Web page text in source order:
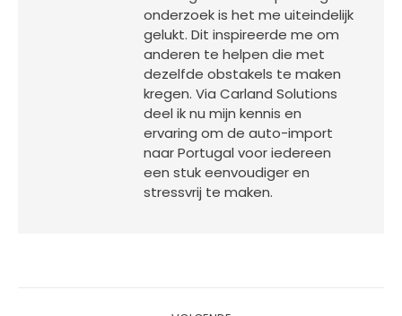
onderzoek is het me uiteindelijk
gelukt. Dit inspireerde me om
anderen te helpen die met
dezelfde obstakels te maken
kregen. Via Carland Solutions
deel ik nu mijn kennis en
ervaring om de auto-import
naar Portugal voor iedereen
een stuk eenvoudiger en
stressvrij te maken.